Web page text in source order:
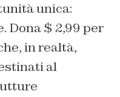
unica:
Dona $ 2,99 per
in realtà,
al